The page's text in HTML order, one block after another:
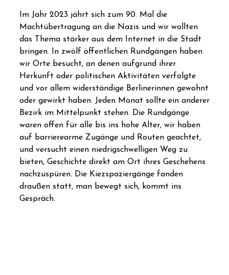
Im Jahr 2023 jährt sich zum 90. Mal die
Machtübertragung an die Nazis und wir wollten
das Thema stärker aus dem Internet in die Stadt
bringen. In zwölf öffentlichen Rundgängen haben
wir Orte besucht, an denen aufgrund ihrer
Herkunft oder politischen Aktivitäten verfolgte
und vor allem widerständige Berlinerinnen gewohnt
oder gewirkt haben. Jeden Monat sollte ein anderer
Bezirk im Mittelpunkt stehen. Die Rundgänge
waren offen für alle bis ins hohe Alter, wir haben
auf barrierearme Zugänge und Routen geachtet,
und versucht einen niedrigschwelligen Weg zu
bieten, Geschichte direkt am Ort ihres Geschehens
nachzuspüren. Die Kiezspaziergänge fanden
draußen statt, man bewegt sich, kommt ins
Gespräch.